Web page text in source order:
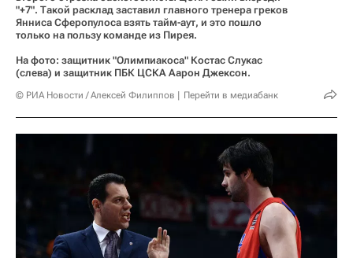
"+7". Такой расклад заставил главного тренера греков
Янниса Сферопулоса взять тайм-аут, и это пошло
только на пользу команде из Пирея.
На фото: защитник "Олимпиакоса" Костас Слукас
(слева) и защитник ПБК ЦСКА Аарон Джексон.
© РИА Новости / Алексей Филиппов Перейти в медиабанк